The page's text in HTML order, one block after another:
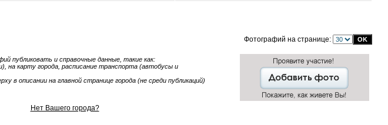
Фотографий на странице:
публиковать и справочные данные, такие как:
на карту города, расписание транспорта (автобусы и
в описании на главной странице города (не среди публикаций)
Нет Вашего города?